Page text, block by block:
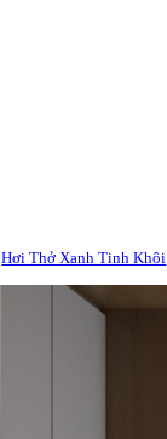
Hơi Thở Xanh Tinh Khôi